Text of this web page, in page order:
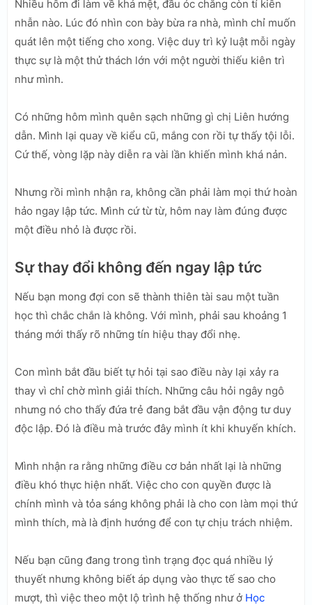
Nhiều hôm đi làm về khá mệt, đầu óc chẳng còn tí kiên
nhẫn nào. Lúc đó nhìn con bày bừa ra nhà, mình chỉ muốn
quát lên một tiếng cho xong. Việc duy trì kỷ luật mỗi ngày
thực sự là một thử thách lớn với một người thiếu kiên trì
như mình.
Có những hôm mình quên sạch những gì chị Liên hướng
dẫn. Mình lại quay về kiểu cũ, mắng con rồi tự thấy tội lỗi.
Cứ thế, vòng lặp này diễn ra vài lần khiến mình khá nản.
Nhưng rồi mình nhận ra, không cần phải làm mọi thứ hoàn
hảo ngay lập tức. Mình cứ từ từ, hôm nay làm đúng được
một điều nhỏ là được rồi.
Sự thay đổi không đến ngay lập tức
Nếu bạn mong đợi con sẽ thành thiên tài sau một tuần
học thì chắc chắn là không. Với mình, phải sau khoảng 1
tháng mới thấy rõ những tín hiệu thay đổi nhẹ.
Con mình bắt đầu biết tự hỏi tại sao điều này lại xảy ra
thay vì chỉ chờ mình giải thích. Những câu hỏi ngây ngô
nhưng nó cho thấy đứa trẻ đang bắt đầu vận động tư duy
độc lập. Đó là điều mà trước đây mình ít khi khuyến khích.
Mình nhận ra rằng những điều cơ bản nhất lại là những
điều khó thực hiện nhất. Việc cho con quyền được là
chính mình và tỏa sáng không phải là cho con làm mọi thứ
mình thích, mà là định hướng để con tự chịu trách nhiệm.
Nếu bạn cũng đang trong tình trạng đọc quá nhiều lý
thuyết nhưng không biết áp dụng vào thực tế sao cho
mượt, thì việc theo một lộ trình hệ thống như ở Học